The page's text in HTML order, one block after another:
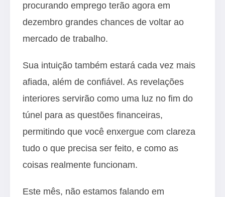
procurando emprego terão agora em
dezembro grandes chances de voltar ao
mercado de trabalho.
Sua intuição também estará cada vez mais
afiada, além de confiável. As revelações
interiores servirão como uma luz no fim do
túnel para as questões financeiras,
permitindo que você enxergue com clareza
tudo o que precisa ser feito, e como as
coisas realmente funcionam.
Este mês, não estamos falando em